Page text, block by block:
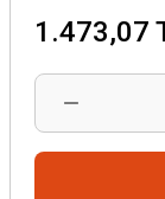
1.473,07